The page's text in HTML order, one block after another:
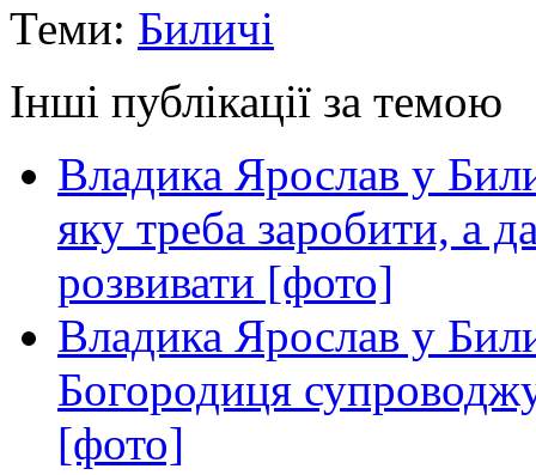
Теми: Биличі
Інші публікації за темою
Владика Ярослав у
яку треба заробити, а
розвивати [фото]
Владика Ярослав у
Богородиця
[фото]